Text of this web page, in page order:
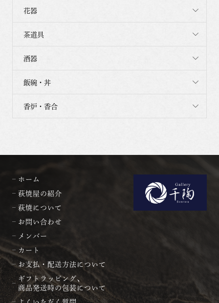
花器
茶道具
酒器
飯碗・丼
香炉・香合
ホーム
萩焼屋の紹介
萩焼について
お問い合わせ
メンバー
カート
お支払・配送方法について
ギフトラッピング、
商品発送時の包装について